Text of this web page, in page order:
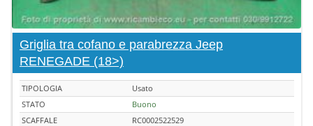
Griglia tra cofano e parabrezza Jeep
RENEGADE (18>)
TIPOLOGIA
Usato
STATO
Buono
SCAFFALE
RC0002522529